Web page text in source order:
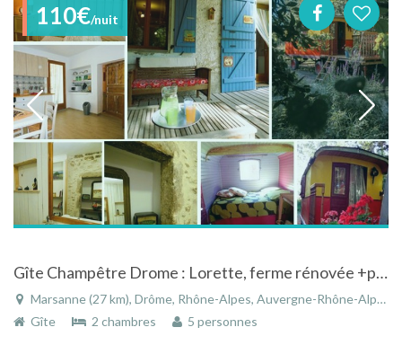
110€/nuit
Gîte Champêtre Drome : Lorette, ferme rénovée +piscine+ruisseau , MARSANNE typiquement provençal (famille de 4pers)
Marsanne (27 km), Drôme, Rhône-Alpes, Auvergne-Rhône-Alpes, France
Gîte
2 chambres 5 personnes